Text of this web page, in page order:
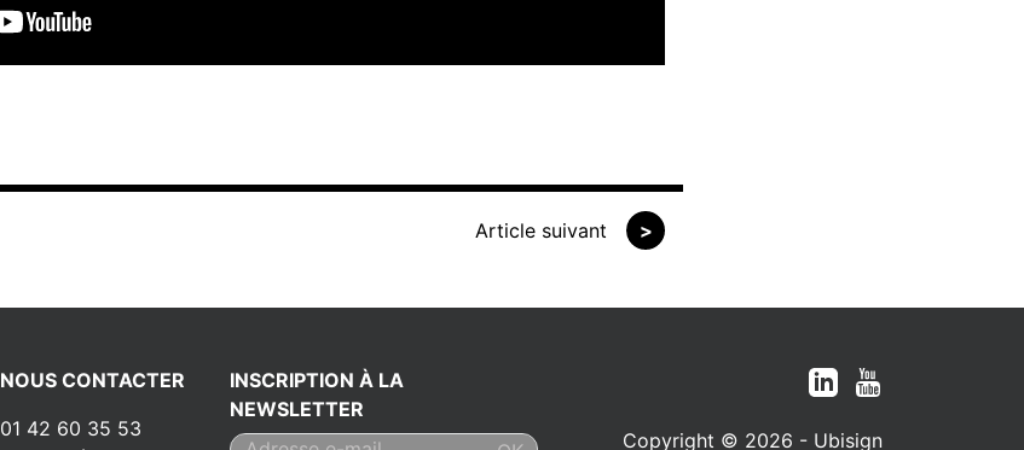
Article suivant >
NOUS CONTACTER
01 42 60 35 53
INSCRIPTION À LA
NEWSLETTER
Copyright © 2026 - Ubisign